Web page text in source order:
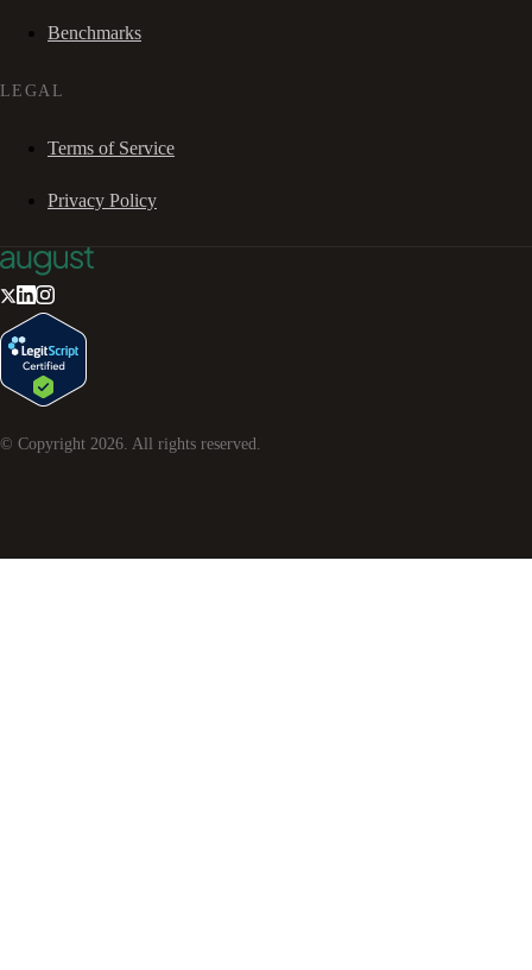
Benchmarks
LEGAL
Terms of Service
Privacy Policy
© Copyright 2026. All rights reserved.